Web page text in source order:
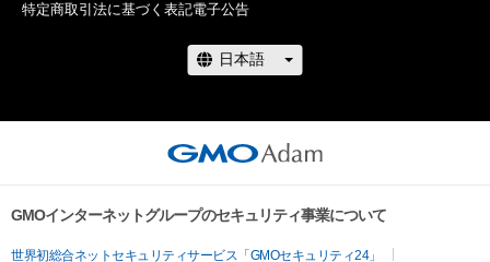
しよう！
無料NFTを取得するには、以下『NEWSポストセブン』サイト上
www.news-
特定商取引法に基づく表記電子公告
GMOインターネットグループのセキュリティ事業について
世界初総合ネットセキュリティサービス「GMOセキュリティ24」